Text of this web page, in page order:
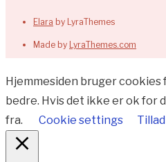
Elara by LyraThemes
Made by LyraThemes.com
Hjemmesiden bruger cookies
bedre. Hvis det ikke er ok for
fra.
Cookie settings Tillad